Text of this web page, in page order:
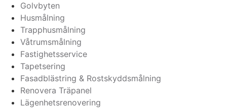
Golvbyten
Husmålning
Trapphusmålning
Våtrumsmålning
Fastighetsservice
Tapetsering
Fasadblästring & Rostskyddsmålning
Renovera Träpanel
Lägenhetsrenovering